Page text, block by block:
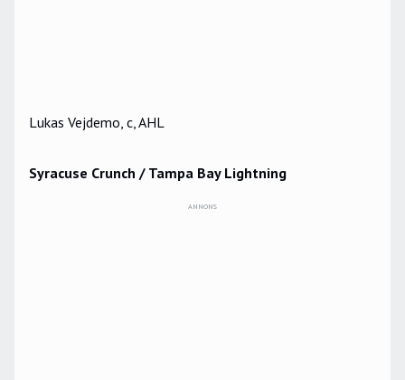
Lukas Vejdemo, c, AHL
Syracuse Crunch / Tampa Bay Lightning
ANNONS